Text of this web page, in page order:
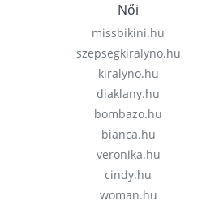
Női
missbikini.hu
szepsegkiralyno.hu
kiralyno.hu
diaklany.hu
bombazo.hu
bianca.hu
veronika.hu
cindy.hu
woman.hu